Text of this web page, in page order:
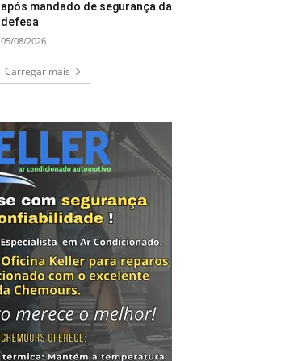
após mandado de segurança da
defesa
05/08/2026
Carregar mais